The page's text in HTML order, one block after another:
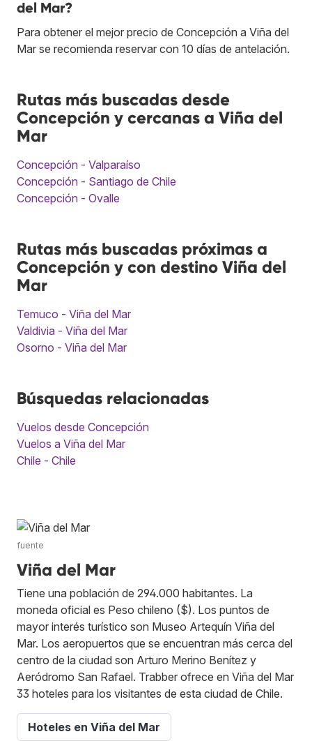
del Mar?
Para obtener el mejor precio de Concepción a Viña del
Mar se recomienda reservar con 10 días de antelación.
Rutas más buscadas desde
Concepción y cercanas a Viña del
Mar
Concepción - Valparaíso
Concepción - Santiago de Chile
Concepción - Ovalle
Rutas más buscadas próximas a
Concepción y con destino Viña del
Mar
Temuco - Viña del Mar
Valdivia - Viña del Mar
Osorno - Viña del Mar
Búsquedas relacionadas
Vuelos desde Concepción
Vuelos a Viña del Mar
Chile - Chile
fuente
Viña del Mar
Tiene una población de 294.000 habitantes. La
moneda oficial es Peso chileno ($). Los puntos de
mayor interés turístico son Museo Artequín Viña del
Mar. Los aeropuertos que se encuentran más cerca del
centro de la ciudad son Arturo Merino Benítez y
Aeródromo San Rafael. Trabber ofrece en Viña del Mar
33 hoteles para los visitantes de esta ciudad de Chile.
Hoteles en Viña del Mar